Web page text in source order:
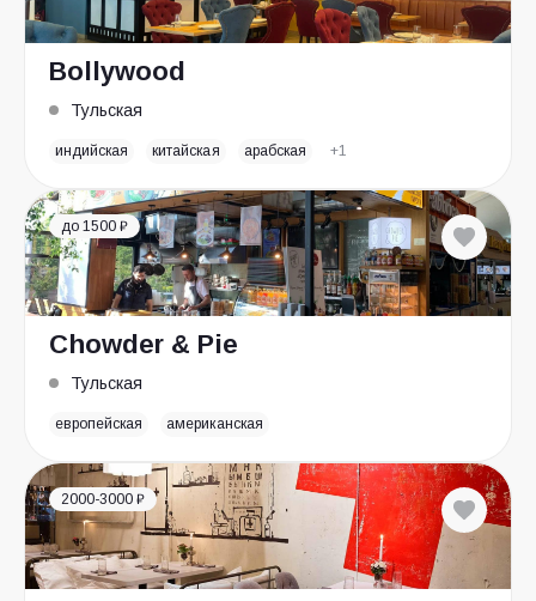
Bollywood
Тульская
индийская китайская арабская +1
до 1500 ₽
Chowder & Pie
Тульская
европейская американская
2000-3000 ₽